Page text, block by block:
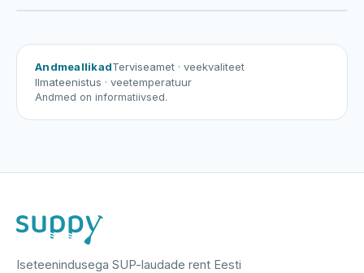
AndmeallikadTerviseamet · veekvaliteet
Ilmateenistus · veetemperatuur
Andmed on informatiivsed.
Iseteenindusega SUP-laudade rent Eesti